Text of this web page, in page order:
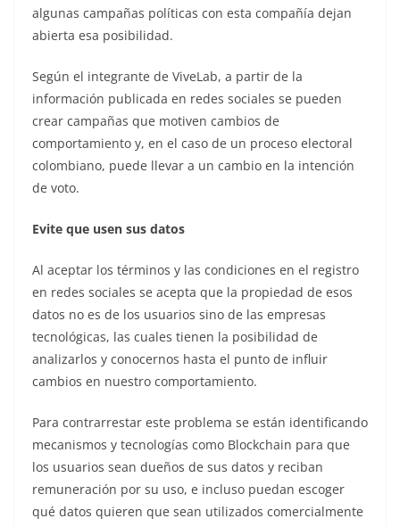
algunas campañas políticas con esta compañía dejan
abierta esa posibilidad.
Según el integrante de ViveLab, a partir de la
información publicada en redes sociales se pueden
crear campañas que motiven cambios de
comportamiento y, en el caso de un proceso electoral
colombiano, puede llevar a un cambio en la intención
de voto.
Evite que usen sus datos
Al aceptar los términos y las condiciones en el registro
en redes sociales se acepta que la propiedad de esos
datos no es de los usuarios sino de las empresas
tecnológicas, las cuales tienen la posibilidad de
analizarlos y conocernos hasta el punto de influir
cambios en nuestro comportamiento.
Para contrarrestar este problema se están identificando
mecanismos y tecnologías como Blockchain para que
los usuarios sean dueños de sus datos y reciban
remuneración por su uso, e incluso puedan escoger
qué datos quieren que sean utilizados comercialmente